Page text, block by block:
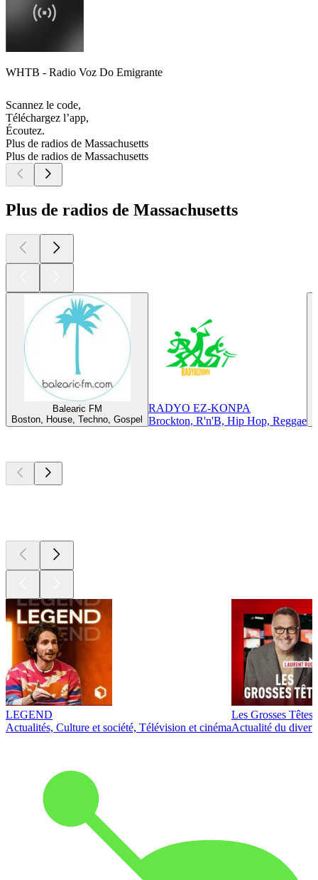
WHTB - Radio Voz Do Emigrante
Scannez le code,
Téléchargez l’app,
Écoutez.
Plus de radios de Massachusetts
Plus de radios de Massachusetts
Plus de radios de Massachusetts
Balearic FM
Boston, House, Techno, Gospel
RADYO EZ-KONPA
Brockton, R'n'B, Hip Hop, Reggae
LEGEND
Actualités, Culture et société, Télévision et cinéma
Les Grosses Têtes
Actualité du